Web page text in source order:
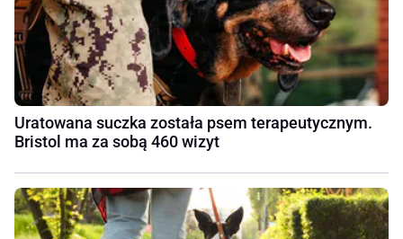
Uratowana suczka została psem terapeutycznym.
Bristol ma za sobą 460 wizyt